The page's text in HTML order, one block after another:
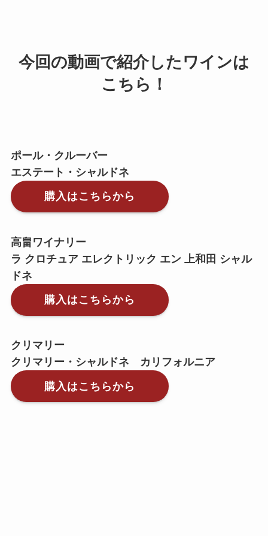
今回の動画で紹介したワインは
こちら！
ポール・クルーバー
エステート・シャルドネ
購入はこちらから
高畠ワイナリー
ラ クロチュア エレクトリック エン 上和田 シャル
ドネ
購入はこちらから
クリマリー
クリマリー・シャルドネ カリフォルニア
購入はこちらから